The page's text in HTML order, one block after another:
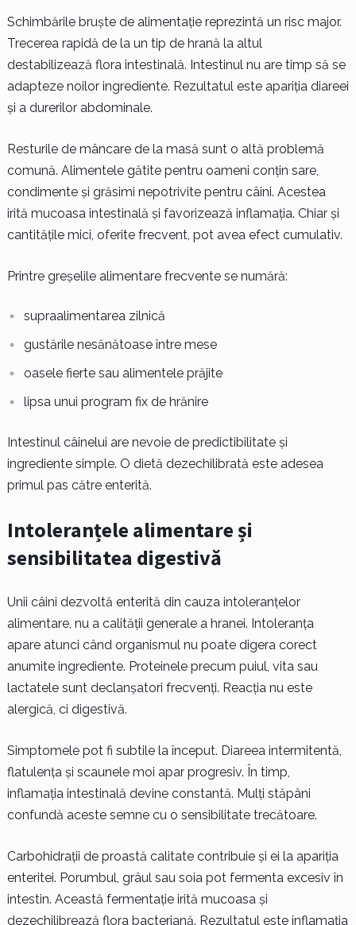
Schimbările bruște de alimentație reprezintă un risc major.
Trecerea rapidă de la un tip de hrană la altul
destabilizează flora intestinală. Intestinul nu are timp să se
adapteze noilor ingrediente. Rezultatul este apariția diareei
și a durerilor abdominale.
Resturile de mâncare de la masă sunt o altă problemă
comună. Alimentele gătite pentru oameni conțin sare,
condimente și grăsimi nepotrivite pentru câini. Acestea
irită mucoasa intestinală și favorizează inflamația. Chiar și
cantitățile mici, oferite frecvent, pot avea efect cumulativ.
Printre greșelile alimentare frecvente se numără:
supraalimentarea zilnică
gustările nesănătoase între mese
oasele fierte sau alimentele prăjite
lipsa unui program fix de hrănire
Intestinul câinelui are nevoie de predictibilitate și
ingrediente simple. O dietă dezechilibrată este adesea
primul pas către enterită.
Intoleranțele alimentare și
sensibilitatea digestivă
Unii câini dezvoltă enterită din cauza intoleranțelor
alimentare, nu a calității generale a hranei. Intoleranța
apare atunci când organismul nu poate digera corect
anumite ingrediente. Proteinele precum puiul, vita sau
lactatele sunt declanșatori frecvenți. Reacția nu este
alergică, ci digestivă.
Simptomele pot fi subtile la început. Diareea intermitentă,
flatulența și scaunele moi apar progresiv. În timp,
inflamația intestinală devine constantă. Mulți stăpâni
confundă aceste semne cu o sensibilitate trecătoare.
Carbohidrații de proastă calitate contribuie și ei la apariția
enteritei. Porumbul, grâul sau soia pot fermenta excesiv în
intestin. Această fermentație irită mucoasa și
dezechilibrează flora bacteriană. Rezultatul este inflamația